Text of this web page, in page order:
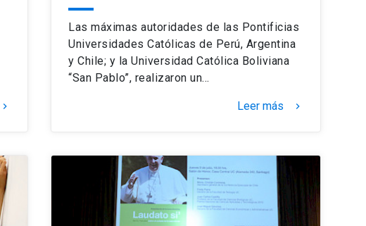
keyboard_arrow_right
Las máximas autoridades de las Pontificias
Universidades Católicas de Perú, Argentina
y Chile; y la Universidad Católica Boliviana
“San Pablo”, realizaron un…
Leer más keyboard_arrow_right